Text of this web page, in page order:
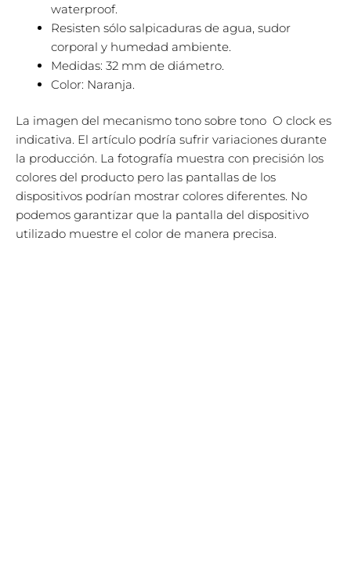
waterproof.
Resisten sólo salpicaduras de agua, sudor
corporal y humedad ambiente.
Medidas: 32 mm de diámetro.
Color: Naranja.
La imagen del mecanismo tono sobre tono O clock es
indicativa. El artículo podría sufrir variaciones durante
la producción. La fotografía muestra con precisión los
colores del producto pero las pantallas de los
dispositivos podrían mostrar colores diferentes. No
podemos garantizar que la pantalla del dispositivo
utilizado muestre el color de manera precisa.